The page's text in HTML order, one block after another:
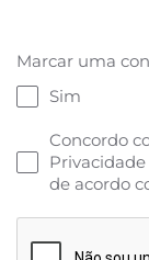
Marcar uma
Sim
Concordo
de acordo